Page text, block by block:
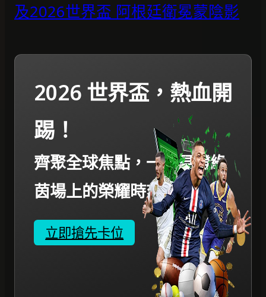
及2026世界盃 阿根廷衛冕蒙陰影
2026 世界盃，熱血開
踢！
齊聚全球焦點，一起見證綠
茵場上的榮耀時刻。
立即搶先卡位